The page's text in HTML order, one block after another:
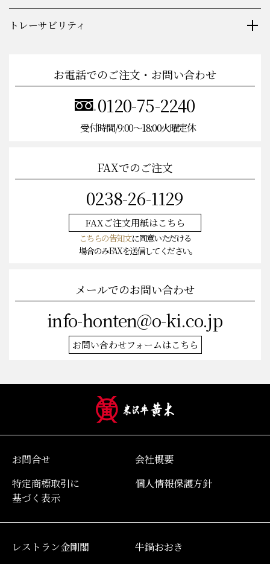
トレーサビリティ
お電話でのご注文・お問い合わせ
0120-75-2240
受付時間/9:00〜18:00火曜定休
FAXでのご注文
0238-26-1129
FAXご注文用紙はこちら
こちらの告知文に同意いただける
場合のみFAXを送信してください。
メールでのお問い合わせ
info-honten@o-ki.co.jp
お問い合わせフォームはこちら
お問合せ
会社概要
特定商標取引に
基づく表示
個人情報保護方針
レストラン金剛閣
牛鍋おおき